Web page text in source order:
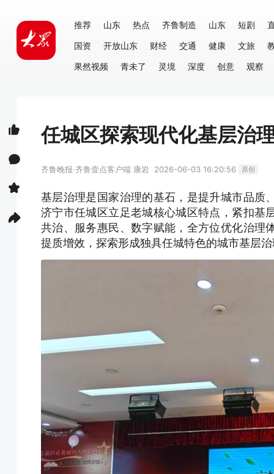
推荐 山东 热点 齐鲁制造 山东 短剧
国资
开放山东 财经 交通 健康 文旅
果然视频
青未了 灵境 深度 创意 观察
任城区探索现代化基层治
齐鲁晚报·齐鲁壹点客户端 康岩 2026-06-03 16:20:56 原创
基层治理是国家治理的基石，是提升城市品质
济宁市任城区立足老城核心城区特点，紧扣基
共治、服务惠民、数字赋能，全方位优化治理
提质增效，探索形成独具任城特色的城市基层